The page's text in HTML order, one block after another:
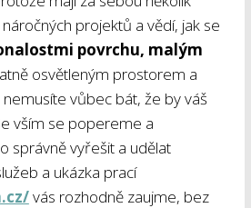
projektů a vědí, jak se
povrchu, malým
osvětleným prostorem a
vůbec bát, že by váš
vším se popereme a
správně vyřešit a udělat
a ukázka prací
vás rozhodně zaujme, bez